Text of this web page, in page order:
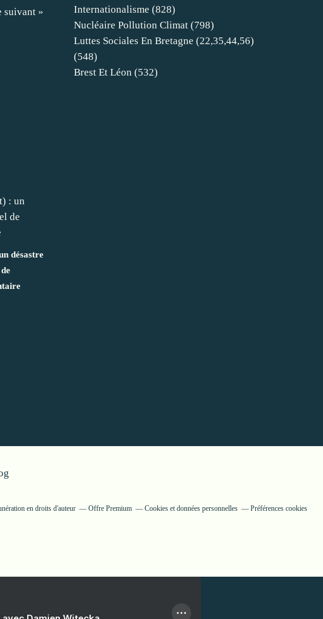
suivant »
désastre
Internationalisme (828)
Nucléaire Pollution Climat (798)
Luttes Sociales En Bretagne (22,35,44,56)
(548)
Brest Et Léon (532)
en droits d'auteur Offre Premium Cookies et données personnelles Préférences cookies